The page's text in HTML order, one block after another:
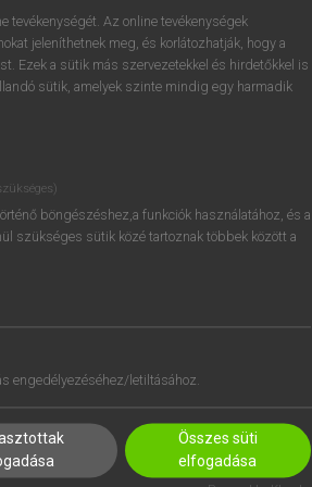
próbaverziójának elindításához
regisztrálok ésbelépek.
REGISZTRÁCIÓ
tevékenységét. Az online tevékenységek
jeleníthetnek meg, és korlátozhatják, hogy a
Ezek a sütik más szervezetekkel és hirdetőkkel is
sütik, amelyek szinte mindig egy harmadik
böngészéshez,a funkciók használatához, és a
szükséges sütik közé tartoznak többek között a
engedélyezéséhez/letiltásához.
Összes süti
elfogadása